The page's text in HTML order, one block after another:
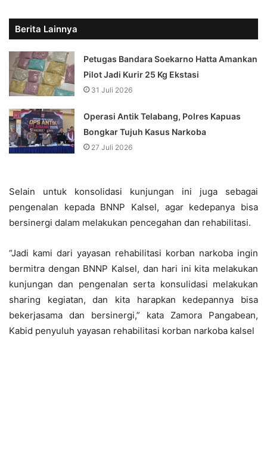
Berita Lainnya
Petugas Bandara Soekarno Hatta Amankan
Pilot Jadi Kurir 25 Kg Ekstasi
31 Juli 2026
Operasi Antik Telabang, Polres Kapuas
Bongkar Tujuh Kasus Narkoba
27 Juli 2026
Selain untuk konsolidasi kunjungan ini juga sebagai
pengenalan kepada BNNP Kalsel, agar kedepanya bisa
bersinergi dalam melakukan pencegahan dan rehabilitasi.
“Jadi kami dari yayasan rehabilitasi korban narkoba ingin
bermitra dengan BNNP Kalsel, dan hari ini kita melakukan
kunjungan dan pengenalan serta konsulidasi melakukan
sharing kegiatan, dan kita harapkan kedepannya bisa
bekerjasama dan bersinergi,” kata Zamora Pangabean,
Kabid penyuluh yayasan rehabilitasi korban narkoba kalsel